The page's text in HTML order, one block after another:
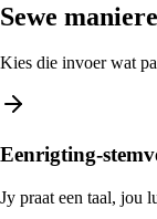
Sewe
Kies die invoer wat
Eenrigting-
Jy praat een taal, jou